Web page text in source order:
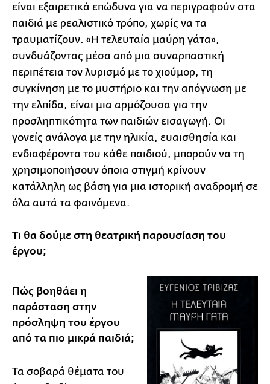
είναι εξαιρετικά επώδυνα για να περιγραφούν στα
παιδιά με ρεαλιστικό τρόπο, χωρίς να τα
τραυματίζουν. «Η τελευταία μαύρη γάτα»,
συνδυάζοντας μέσα από μια συναρπαστική
περιπέτεια τον λυρισμό με το χιούμορ, τη
συγκίνηση με το μυστήριο και την απόγνωση με
την ελπίδα, είναι μια αρμόζουσα για την
προσληπτικότητα των παιδιών εισαγωγή. Οι
γονείς ανάλογα με την ηλικία, ευαισθησία και
ενδιαφέροντα του κάθε παιδιού, μπορούν να τη
χρησιμοποιήσουν όποια στιγμή κρίνουν
κατάλληλη ως βάση για μια ιστορική αναδρομή σε
όλα αυτά τα φαινόμενα.
Τι θα δούμε στη θεατρική παρουσίαση του
έργου;
Πώς βοηθάει η
παράσταση στην
πρόσληψη του έργου
από τα πιο μικρά παιδιά;
Τα σοβαρά θέματα του